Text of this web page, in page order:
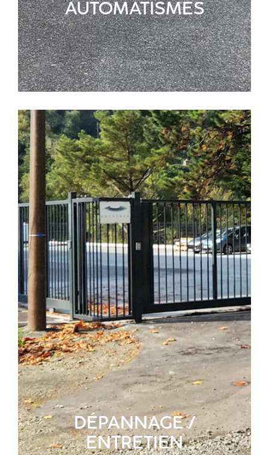
AUTOMATISMES
DÉPANNAGE /
ENTRETIEN